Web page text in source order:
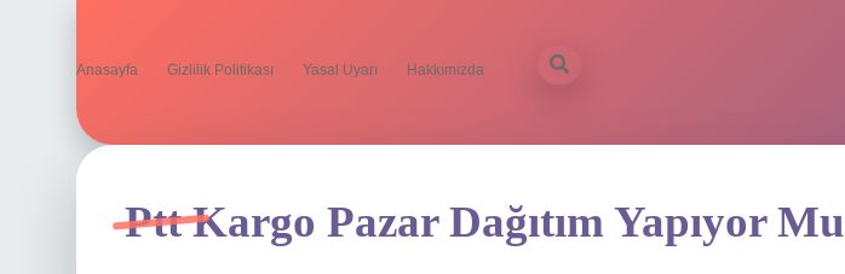
Anasayfa Gizlilik Politikası Yasal Uyarı Hakkımızda
Ptt Kargo Pazar Dağıtım Yapıyor Mu